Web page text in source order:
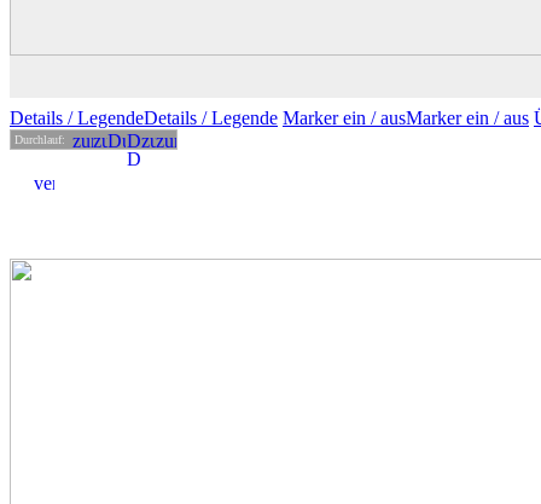
Details / LegendeDetails /Legende Marker ein /ausMarkerein / aus
Durchlauf: